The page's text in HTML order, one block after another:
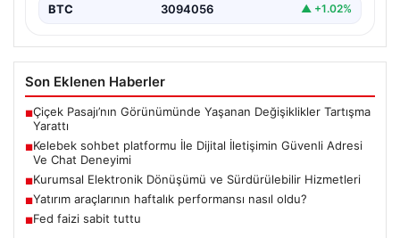
BTC 3094056 ▲ +1.02%
Son Eklenen Haberler
■Çiçek Pasajı’nın Görünümünde Yaşanan Değişiklikler Tartışma
Yarattı
■Kelebek sohbet platformu İle Dijital İletişimin Güvenli Adresi
Ve Chat Deneyimi
■Kurumsal Elektronik Dönüşümü ve Sürdürülebilir Hizmetleri
■Yatırım araçlarının haftalık performansı nasıl oldu?
■Fed faizi sabit tuttu